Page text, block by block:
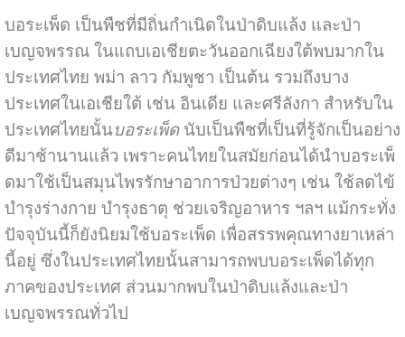
บอระเพ็ด เป็นพืชที่มีถิ่นกำเนิดในป่าดิบแล้ง และป่า
เบญจพรรณ ในแถบเอเชียตะวันออกเฉียงใต้พบมากใน
ประเทศไทย พม่า ลาว กัมพูชา เป็นต้น รวมถึงบาง
ประเทศในเอเชียใต้ เช่น อินเดีย และศรีลังกา สำหรับใน
ประเทศไทยนั้นบอระเพ็ด นับเป็นพืชที่เป็นที่รู้จักเป็นอย่าง
ดีมาช้านานแล้ว เพราะคนไทยในสมัยก่อนได้นำบอระเพ็
ดมาใช้เป็นสมุนไพรรักษาอาการป่วยต่างๆ เช่น ใช้ลดไข้
บำรุงร่างกาย บำรุงธาตุ ช่วยเจริญอาหาร ฯลฯ แม้กระทั่ง
ปัจจุบันนี้ก็ยังนิยมใช้บอระเพ็ด เพื่อสรรพคุณทางยาเหล่า
นี้อยู่ ซึ่งในประเทศไทยนั้นสามารถพบบอระเพ็ดได้ทุก
ภาคของประเทศ ส่วนมากพบในป่าดิบแล้งและป่า
เบญจพรรณทั่วไป